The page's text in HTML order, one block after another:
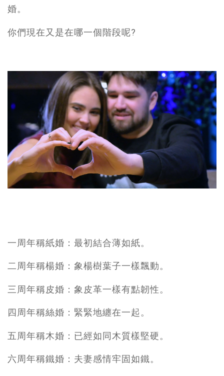
婚。
你們現在又是在哪一個階段呢?
一周年稱紙婚：最初結合薄如紙。
二周年稱楊婚：象楊樹葉子一樣飄動。
三周年稱皮婚：象皮革一樣有點韌性。
四周年稱絲婚：緊緊地纏在一起。
五周年稱木婚：已經如同木質樣堅硬。
六周年稱鐵婚：夫妻感情牢固如鐵。